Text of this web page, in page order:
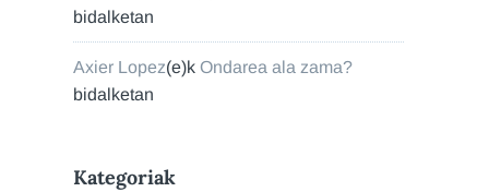
bidalketan
Axier Lopez(e)kOndarea ala zama?
bidalketan
Kategoriak